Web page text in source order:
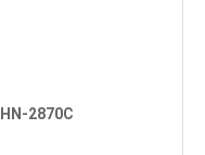
2870C